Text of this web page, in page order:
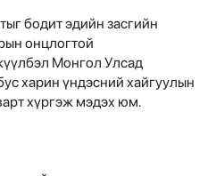
бодит эдийн засгийн
онцлогтой
Монгол Улсад
харин үндэсний хайгуулын
хүргэж мэдэх юм.